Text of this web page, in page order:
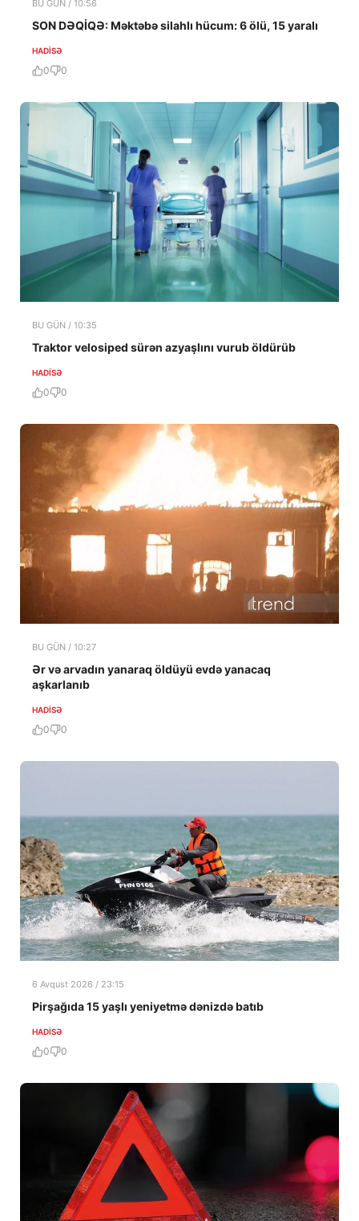
BU GÜN / 10:56
SON DƏQİQƏ: Məktəbə silahlı hücum: 6 ölü, 15 yaralı
HADISƏ
0 0
BU GÜN / 10:35
Traktor velosiped sürən azyaşlını vurub öldürüb
HADISƏ
0 0
BU GÜN / 10:27
Ər və arvadın yanaraq öldüyü evdə yanacaq
aşkarlanıb
HADISƏ
0 0
6 Avqust 2026 / 23:15
Pirşağıda 15 yaşlı yeniyetmə dənizdə batıb
HADISƏ
0 0